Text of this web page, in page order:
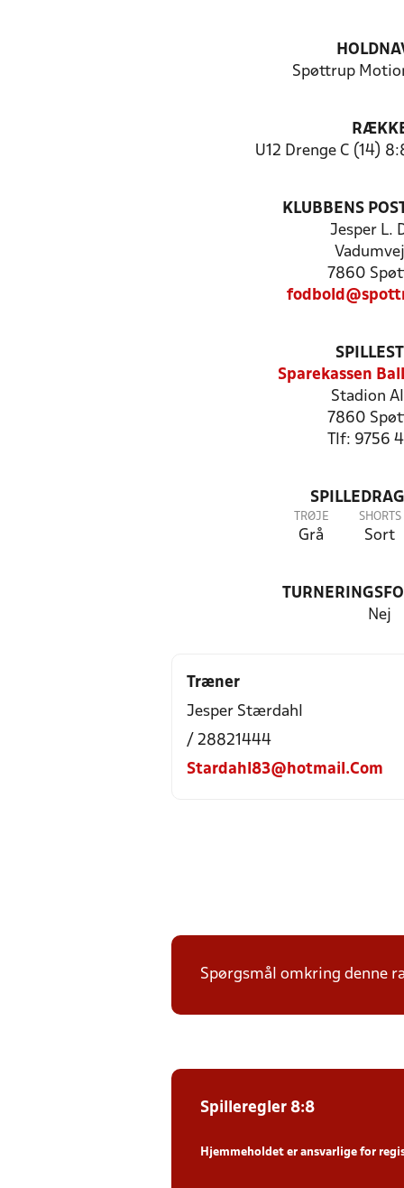
Spøttrup
U12 Drenge C (14)
KLUBBENS
Jesper L.
7860
Sparekassen
Stadion
7860
Tlf: 9756
TRØJE
Grå
SHORTS
Sort
Nej
Træner
Jesper Stærdahl
/ 28821444
Stardahl83@hotmail.Com
Spørgsmål omkring denne
Spilleregler 8:8
Hjemmeholdet er ansvarlige for